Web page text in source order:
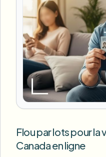
Flou par lots pour
Canada en ligne